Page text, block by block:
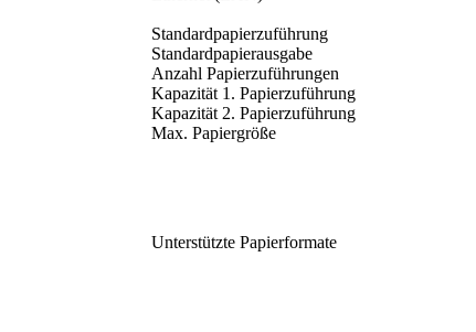
Standardpapierzuführung
Standardpapierausgabe
Anzahl Papierzuführungen
Kapazität 1. Papierzuführung
Kapazität 2. Papierzuführung
Max. Papiergröße
Unterstützte Papierformate